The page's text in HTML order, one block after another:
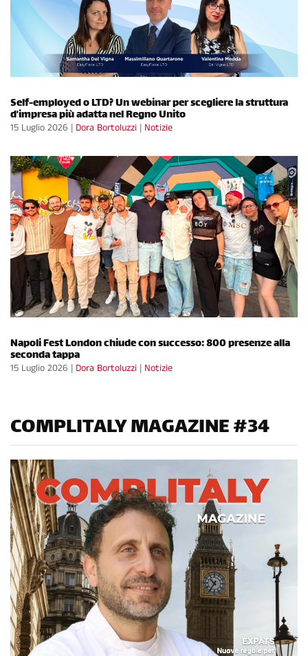
Self-employed o LTD? Un webinar per scegliere la struttura
d’impresa più adatta nel Regno Unito
15 Luglio 2026 | Dora Bortoluzzi | Notizie
Napoli Fest London chiude con successo: 800 presenze alla
seconda tappa
15 Luglio 2026 | Dora Bortoluzzi | Notizie
COMPLITALY MAGAZINE #34